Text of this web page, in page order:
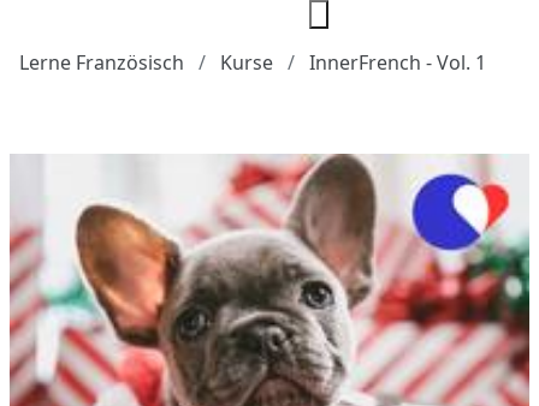
Lerne Französisch Kurse InnerFrench - Vol. 1